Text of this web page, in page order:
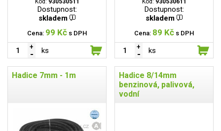
Kód: 930530511
Dostupnost:
skladem
Cena: 99 Kč s DPH
ks
Kód: 930530611
Dostupnost:
skladem
Cena: 89 Kč s DPH
ks
Hadice 7mm - 1m
Hadice 8/14mm
benzinová, palivová,
vodní